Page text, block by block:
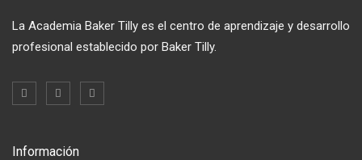
La Academia Baker Tilly es el centro de aprendizaje y desarrollo
profesional establecido por Baker Tilly.
Información